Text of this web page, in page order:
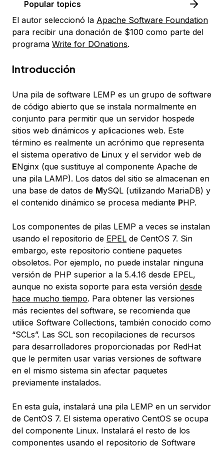
Popular topics
El autor seleccionó la Apache Software Foundation
para recibir una donación de $100 como parte del
programa Write for DOnations.
Introducción
Una pila de software LEMP es un grupo de software
de código abierto que se instala normalmente en
conjunto para permitir que un servidor hospede
sitios web dinámicos y aplicaciones web. Este
término es realmente un acrónimo que representa
el sistema operativo de Linux y el servidor web de
ENginx (que sustituye al componente Apache de
una pila LAMP). Los datos del sitio se almacenan en
una base de datos de MySQL (utilizando MariaDB) y
el contenido dinámico se procesa mediante PHP.
Los componentes de pilas LEMP a veces se instalan
usando el repositorio de EPEL de CentOS 7. Sin
embargo, este repositorio contiene paquetes
obsoletos. Por ejemplo, no puede instalar ninguna
versión de PHP superior a la 5.4.16 desde EPEL,
aunque no exista soporte para esta versión desde
hace mucho tiempo. Para obtener las versiones
más recientes del software, se recomienda que
utilice Software Collections, también conocido como
“SCLs”. Las SCL son recopilaciones de recursos
para desarrolladores proporcionadas por RedHat
que le permiten usar varias versiones de software
en el mismo sistema sin afectar paquetes
previamente instalados.
En esta guía, instalará una pila LEMP en un servidor
de CentOS 7. El sistema operativo CentOS se ocupa
del componente Linux. Instalará el resto de los
componentes usando el repositorio de Software